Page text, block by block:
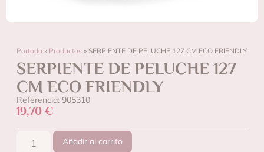
Portada » Productos » SERPIENTE DE PELUCHE 127 CM ECO FRIENDLY
SERPIENTE DE PELUCHE 127
CM ECO FRIENDLY
Referencia: 905310
19,70 €
Añadir al carrito